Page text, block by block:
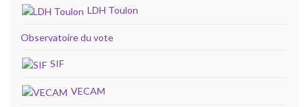
LDH Toulon
Observatoire du vote
SIF
VECAM